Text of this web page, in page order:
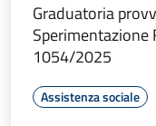
Graduatoria
Sperimentazione
1054/2025
Assistenza sociale